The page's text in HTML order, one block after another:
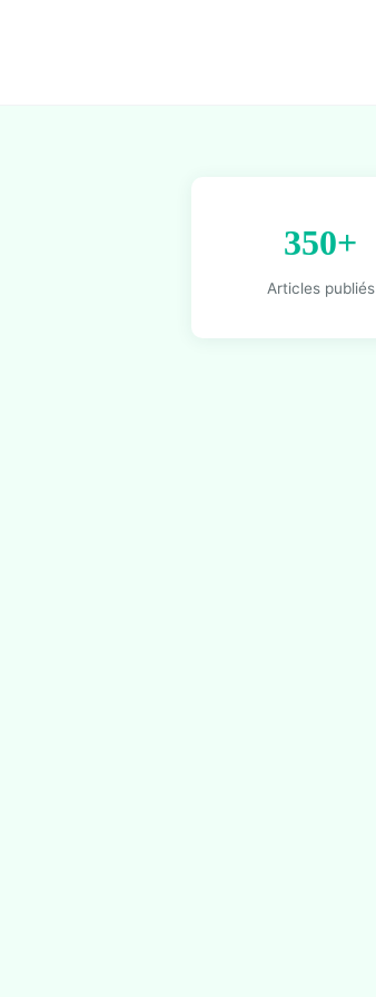
350+
Articles publiés